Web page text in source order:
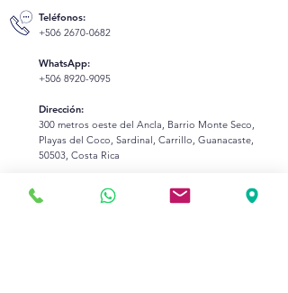
Teléfonos:
+506 2670-0682
WhatsApp:
+506 8920-9095
Dirección:
300 metros oeste del Ancla, Barrio Monte Seco,
Playas del Coco, Sardinal, Carrillo, Guanacaste,
50503, Costa Rica